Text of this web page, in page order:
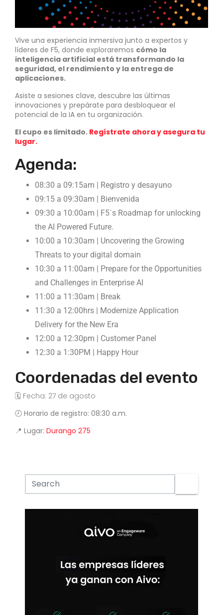
Vive una experiencia inmersiva junto a expertos y
líderes de F5, donde exploraremos cómo la
inteligencia artificial está transformando la
seguridad, el rendimiento y la entrega de
aplicaciones.
Asiste a sesiones clave, descubre las últimas
innovaciones y prepárate para desbloquear el
potencial de la IA en tu organización.
El cupo es limitado. Regístrate ahora y asegura tu
lugar.
Agenda:
08:30 a 09:15am | Registro y desayuno
09:15 a 09:30am | Bienvenida
09:30 a 10:00am | F5´s Roadmap for unlocking
the AI Powered Future.
10:00 a 10:30am | Uncovering the Growing
Threats to your digital domain
10:30 a 11:00am | Prepare for the Opportunities
and Challenges in Enterprise AI
11:00 a 11:30am | Break
11:30 a 12:00hrs | Modernize Application
Delivery for the New Era
12:00 a 12:30pm | Customer Panel
12:30 a 1:30PM | Happy Hour
Coordenadas del evento
🗓️ Fecha: 27 de agosto
🕗 Horario de registro: 08:30 a.m.
📍 Lugar: Durango 275